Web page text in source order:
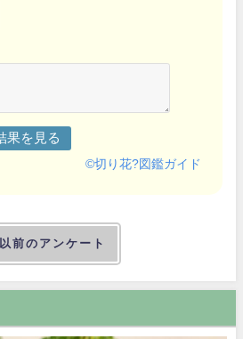
©切り花?図鑑ガイド
以前のアンケート